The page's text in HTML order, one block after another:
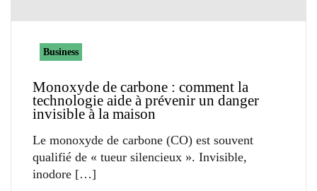
Business
Monoxyde de carbone : comment la
technologie aide à prévenir un danger
invisible à la maison
Le monoxyde de carbone (CO) est souvent
qualifié de « tueur silencieux ». Invisible,
inodore